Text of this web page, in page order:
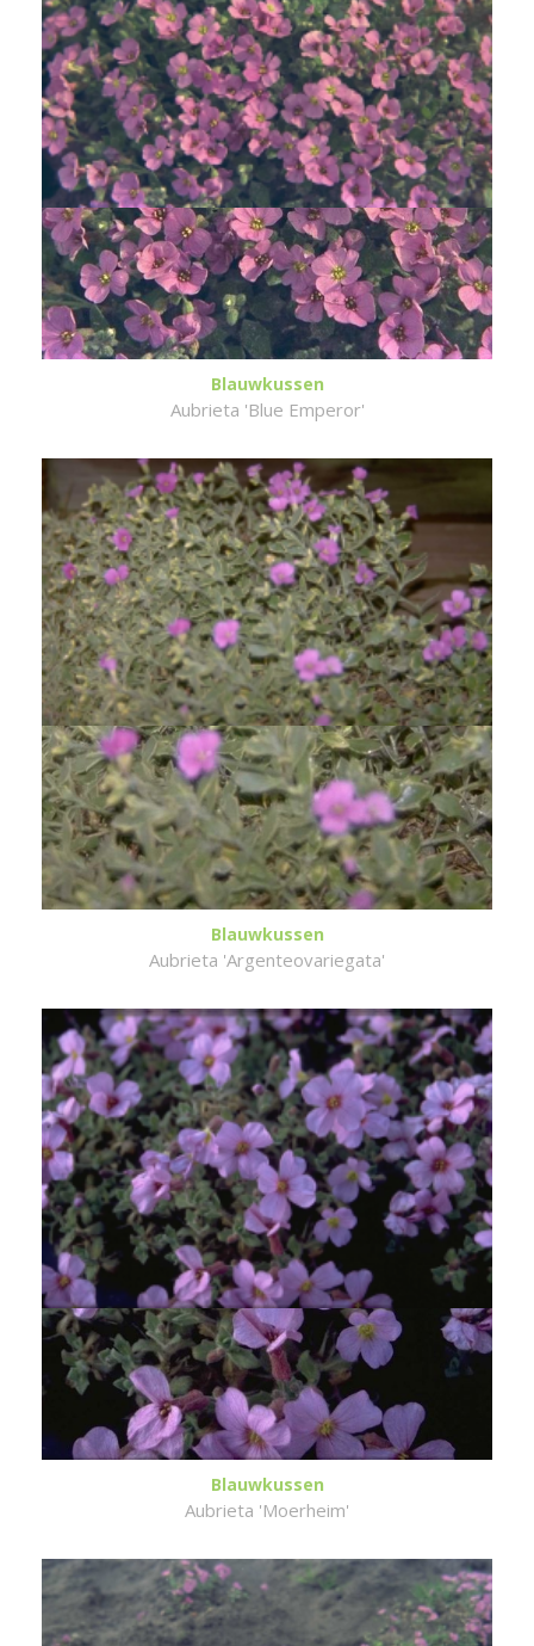
Blauwkussen
Aubrieta 'Blue Emperor'
Blauwkussen
Aubrieta 'Argenteovariegata'
Blauwkussen
Aubrieta 'Moerheim'